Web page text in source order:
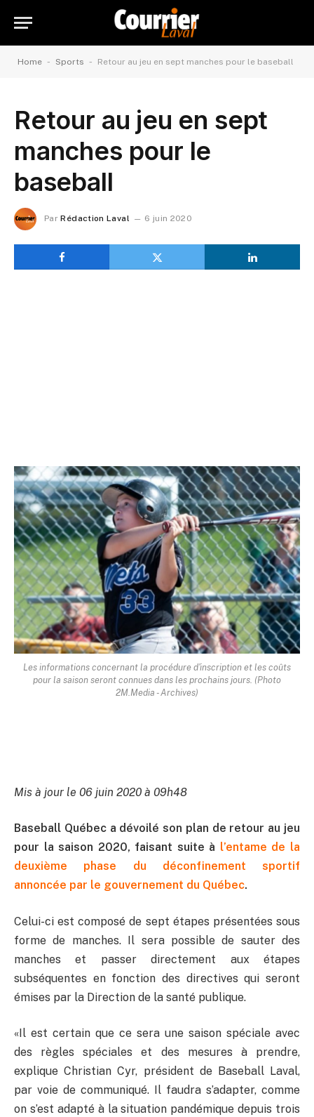
Home - Sports - Retour au jeu en sept manches pour le baseball
Retour au jeu en sept
manches pour le
baseball
Par Rédaction Laval 6 juin 2020
Les informations concernant la procédure d'inscription et les coûts
pour la saison seront connues dans les prochains jours. (Photo
2M.Media - Archives)
Mis à jour le 06 juin 2020 à 09h48
Baseball Québec a dévoilé son plan de retour au jeu
pour la saison 2020, faisant suite à l’entame de la
deuxième phase du déconfinement sportif
annoncée par le gouvernement du Québec.
Celui-ci est composé de sept étapes présentées sous
forme de manches. Il sera possible de sauter des
manches et passer directement aux étapes
subséquentes en fonction des directives qui seront
émises par la Direction de la santé publique.
«Il est certain que ce sera une saison spéciale avec
des règles spéciales et des mesures à prendre,
explique Christian Cyr, président de Baseball Laval,
par voie de communiqué. Il faudra s’adapter, comme
on s’est adapté à la situation pandémique depuis trois